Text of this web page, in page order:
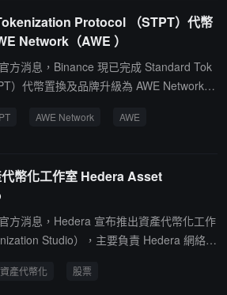
裕的現金儲備中獲得可觀現金流。目前公
並擁有約 10 億美元現金。在當前條件下，
億美元的稅前收入；若 ETH 價格升至 1
的以太坊供應量，稅前收入規模有望擴
Protocol （STPT）代幣
Network（AWE ）
方消息，Binance 現已完成 Standard Tok
）代幣置換及品牌升級為 AWE Network
AWE Network AWE
幣化工作室 Hedera Asset
方消息，Hedera 宣布推出資產代幣化工作
Studio），主要負責 Hedera 網絡配
資產代幣化平台提供所需的測試和開發工
資產代幣化 股票